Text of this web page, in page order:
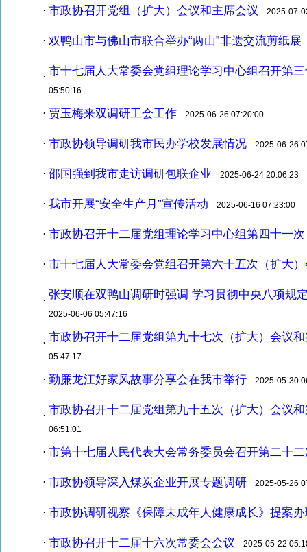
· 市政协召开党组（扩大）会议和主席会议 2025-07-
· 双鸭山市与佛山市联合举办“两山”非遗交流剪纸展
· 市十七届人大常委会党组理论学习中心组召开第
05:50:16
· 贾玉梅来双调研工会工作 2025-06-26 07:20:00
· 市政协领导调研我市民办学校发展情况 2025-06-26
· 邵国强到我市走访调研包联企业 2025-06-24 20:06:23
· 我市开展“安全生产月”宣传活动 2025-06-16 07:23:00
· 市政协召开十二届党组理论学习中心组第四十一
· 市十七届人大常委会党组召开第六十五次（扩大
· 张安顺在双鸭山调研时强调 学习贯彻中央八项规
2025-06-06 05:47:16
· 市政协召开十二届党组第九十七次（扩大）会议
05:47:17
· 勤廉龙江好家风故事分享会在我市举行 2025-05-30
· 市政协召开十二届党组第九十五次（扩大）会议
06:51:01
· 市第十七届人民代表大会常务委员会召开第二十
· 市政协领导深入煤炭企业开展专题调研 2025-05-26
· 市政协调研视察《保障未成年人健康成长》提案
· 市政协召开十二届十六次常委会会议 2025-05-22